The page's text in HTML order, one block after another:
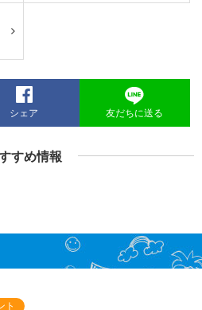
シェア 友だちに送る
すめ情報